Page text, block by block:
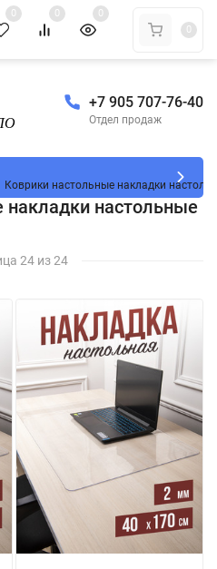
0 0
0
0
+7 905 707-76-40
Отдел продаж
Коврики настольные накладки
накладки настольные
24 из 24